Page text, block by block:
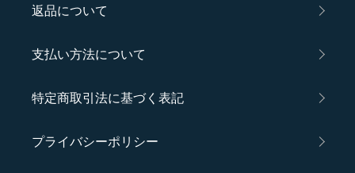
返品について
支払い方法について
特定商取引法に基づく表記
プライバシーポリシー